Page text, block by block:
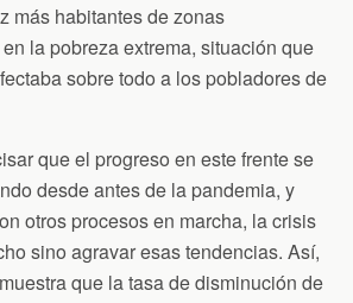
más habitantes de zonas
la pobreza extrema, situación que
sobre todo a los pobladores de
que el progreso en este frente se
desde antes de la pandemia, y
otros procesos en marcha, la crisis
sino agravar esas tendencias. Así,
que la tasa de disminución de